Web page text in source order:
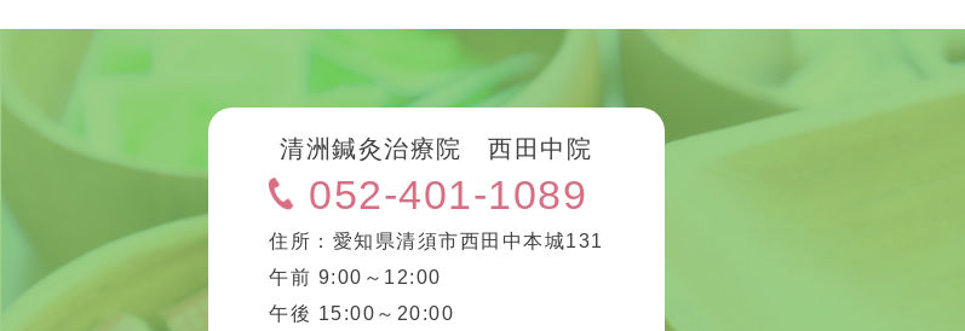
清洲鍼灸治療院 西田中院
052-401-1089
住所：愛知県清須市西田中本城131
午前 9:00～12:00
午後 15:00～20:00